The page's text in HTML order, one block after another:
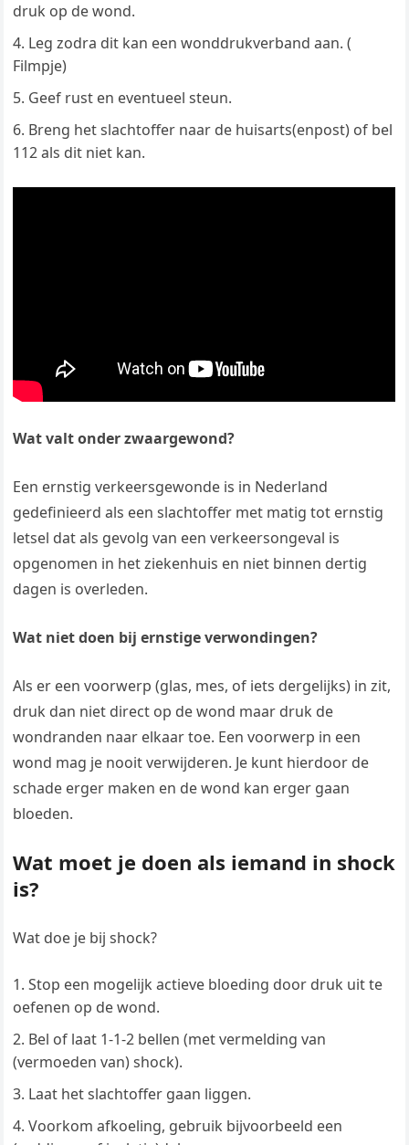
druk op de wond.
Leg zodra dit kan een wonddrukverband aan. (
Filmpje)
Geef rust en eventueel steun.
Breng het slachtoffer naar de huisarts(enpost) of bel
112 als dit niet kan.
Wat valt onder zwaargewond?
Een ernstig verkeersgewonde is in Nederland
gedefinieerd als een slachtoffer met matig tot ernstig
letsel dat als gevolg van een verkeersongeval is
opgenomen in het ziekenhuis en niet binnen dertig
dagen is overleden.
Wat niet doen bij ernstige verwondingen?
Als er een voorwerp (glas, mes, of iets dergelijks) in zit,
druk dan niet direct op de wond maar druk de
wondranden naar elkaar toe. Een voorwerp in een
wond mag je nooit verwijderen. Je kunt hierdoor de
schade erger maken en de wond kan erger gaan
bloeden.
Wat moet je doen als iemand in shock
is?
Wat doe je bij shock?
Stop een mogelijk actieve bloeding door druk uit te
oefenen op de wond.
Bel of laat 1-1-2 bellen (met vermelding van
(vermoeden van) shock).
Laat het slachtoffer gaan liggen.
Voorkom afkoeling, gebruik bijvoorbeeld een